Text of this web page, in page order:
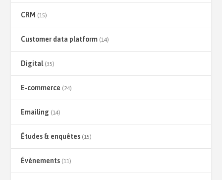
CRM (15)
Customer data platform (14)
Digital(35)
E-commerce (24)
Emailing (14)
Études & enquêtes (15)
Évènements (11)